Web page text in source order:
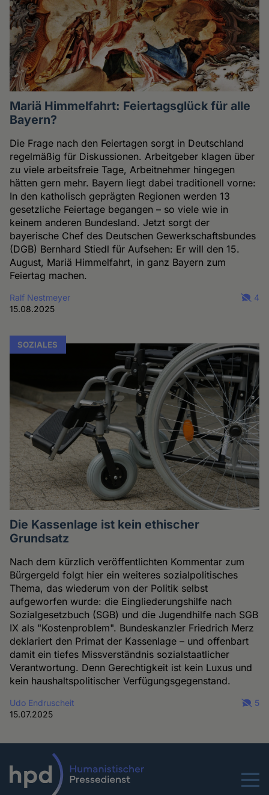
Mariä Himmelfahrt: Feiertagsglück für alle
Bayern?
Die Frage nach den Feiertagen sorgt in Deutschland
regelmäßig für Diskussionen. Arbeitgeber klagen über
zu viele arbeitsfreie Tage, Arbeitnehmer hingegen
hätten gern mehr. Bayern liegt dabei traditionell vorne:
In den katholisch geprägten Regionen werden 13
gesetzliche Feiertage begangen – so viele wie in
keinem anderen Bundesland. Jetzt sorgt der
bayerische Chef des Deutschen Gewerkschaftsbundes
(DGB) Bernhard Stiedl für Aufsehen: Er will den 15.
August, Mariä Himmelfahrt, in ganz Bayern zum
Feiertag machen.
Ralf Nestmeyer
15.08.2025
4
SOZIALES
Die Kassenlage ist kein ethischer
Grundsatz
Nach dem kürzlich veröffentlichten Kommentar zum
Bürgergeld folgt hier ein weiteres sozialpolitisches
Thema, das wiederum von der Politik selbst
aufgeworfen wurde: die Eingliederungshilfe nach
Sozialgesetzbuch (SGB) und die Jugendhilfe nach SGB
IX als "Kostenproblem". Bundeskanzler Friedrich Merz
deklariert den Primat der Kassenlage – und offenbart
damit ein tiefes Missverständnis sozialstaatlicher
Verantwortung. Denn Gerechtigkeit ist kein Luxus und
kein haushaltspolitischer Verfügungsgegenstand.
Udo Endruscheit
15.07.2025
5
Menu